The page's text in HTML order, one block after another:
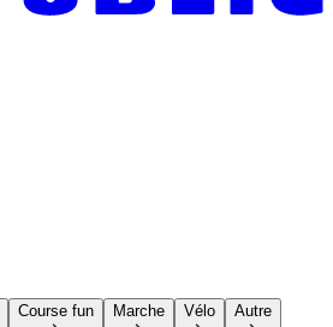
Course fun Marche Vélo Autre